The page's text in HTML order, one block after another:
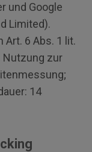
und Google
Limited).
Art. 6 Abs. 1 lit.
Nutzung zur
14